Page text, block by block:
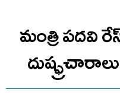
మంత్రి పదవి